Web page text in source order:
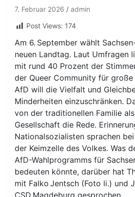
7. Februar 2026
admin
Post Views: 174
Am 6. September wählt
neuen Landtag. Laut Umfragen
mit rund 40 Prozent der
der Queer Community für
AfD will die Vielfalt und
Minderheiten einzuschränken.
von der traditionellen Familie
Gesellschaft die Rede.
Nationalsozialisten sprachen
der Keimzelle des Volkes. Was
AfD-Wahlprogramms für
bedeuten könnte, darüber hat
mit Falko Jentsch (Foto li.) und
CSD Magdeburg gesprochen.